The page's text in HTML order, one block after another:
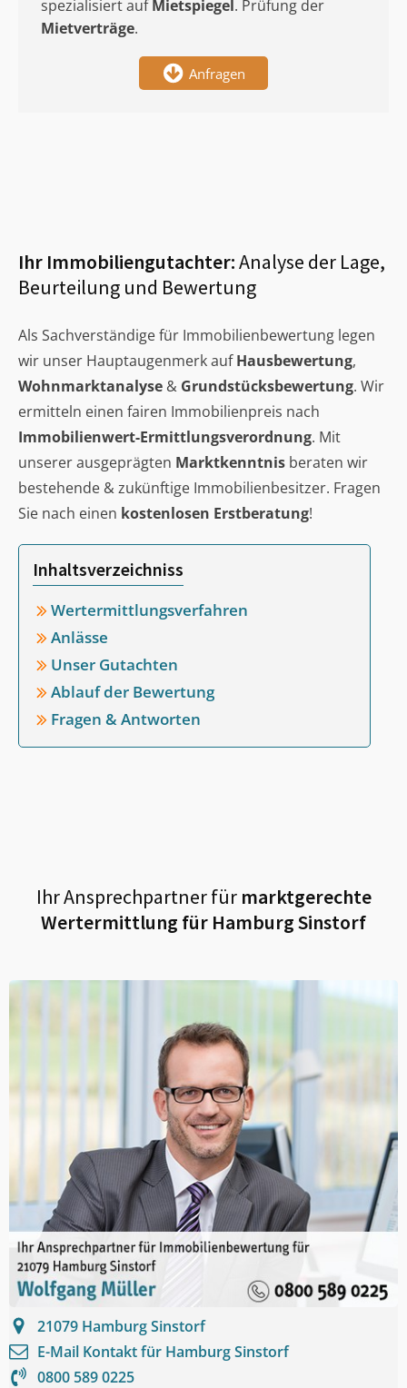
spezialisiert auf Mietspiegel . Prüfung der
Mietverträge.
Anfragen
Ihr Immobiliengutachter:Analyse der Lage,
Beurteilung und Bewertung
Als Sachverständige für Immobilienbewertung legen
wir unser Hauptaugenmerk aufHausbewertung,
Wohnmarktanalyse & Grundstücksbewertung. Wir
ermitteln einen fairen Immobilienpreis nach
Immobilienwert-Ermittlungsverordnung. Mit
unserer ausgeprägten Marktkenntnis beraten wir
bestehende & zukünftige Immobilienbesitzer. Fragen
Sie nach einen kostenlosen Erstberatung!
Inhaltsverzeichniss
Wertermittlungsverfahren
Anlässe
Unser Gutachten
Ablauf der Bewertung
Fragen & Antworten
Ihr Ansprechpartner fürmarktgerechte
Wertermittlung für Hamburg Sinstorf
21079 Hamburg Sinstorf
E-Mail Kontakt für Hamburg Sinstorf
0800 589 0225